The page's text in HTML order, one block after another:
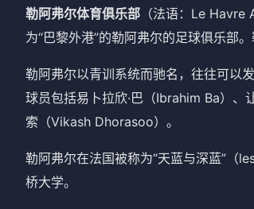
中超
NBA
CBA
电竞
勒阿弗尔体育俱乐部 （法语：Le
为“巴黎外港”的勒阿弗尔的足球俱乐部
勒阿弗尔以青训系统而驰名，往往可以
球员包括易卜拉欣·巴（Ibrahim Ba）、
索（Vikash Dhorasoo）。
勒阿弗尔在法国被称为“天蓝与深蓝”（
桥大学。